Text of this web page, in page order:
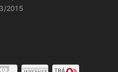
2015